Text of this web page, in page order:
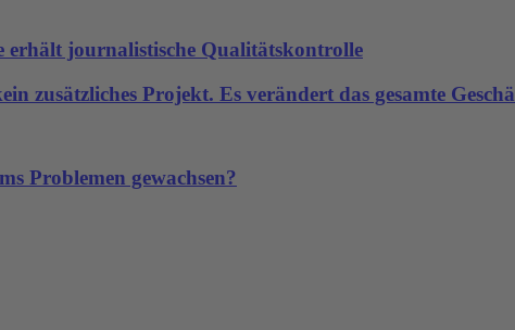
erhält journalistische Qualitätskontrolle
zusätzliches Projekt. Es verändert das gesamte
Problemen gewachsen?